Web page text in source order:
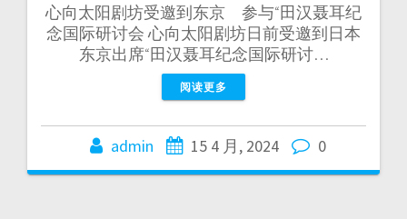
心向太阳剧坊受邀到东京 参与“田汉聂耳纪
念国际研讨会 心向太阳剧坊日前受邀到日本
东京出席“田汉聂耳纪念国际研讨…
阅读更多
admin 15 4 月, 2024 0